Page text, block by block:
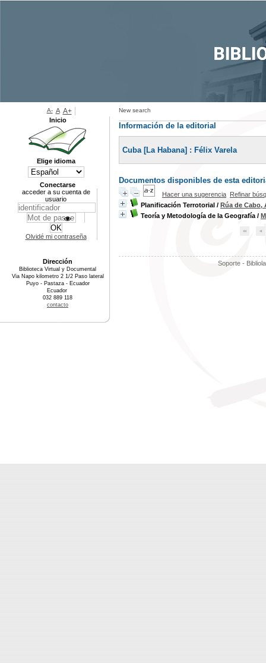
New search
Información de la editorial
Cuba [La Habana] : Félix Varela
Documentos disponibles de esta
Hacer una sugerencia Refinar
Planificación Terrotorial / Rúa de Cabo,
Teoría y Metodología de la Geografía /
Soporte -
A- A A+
Inicio
Elige idioma
Conectarse
acceder a su cuenta de
usuario
Olvidé mi contraseña
Dirección
Biblioteca Virtual y Documental
Via Napo kilometro 2 1/2 Paso lateral
Puyo - Pastaza - Ecuador
Ecuador
032 889 118
contacto